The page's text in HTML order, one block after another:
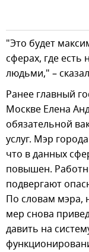
"Это будет
сферах, где есть
людьми," –
Ранее главный
Москве Елена
обязательной
услуг. Мэр
что в данных
повышен.
подвергают
По словам мэра,
мер снова
давить на